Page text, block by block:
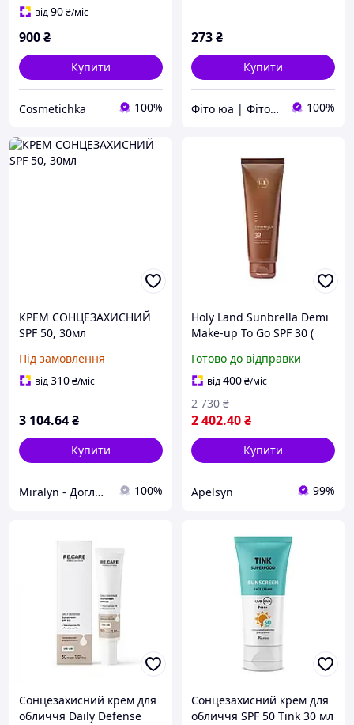
від90₴/міс
900₴
Купити
Cosmetichka 100%
273₴
Купити
Фіто юа | Фітоаптека 100%
КРЕМ СОНЦЕЗАХИСНИЙ
SPF 50, 30мл
Під замовлення
від310₴/міс
3 104.64₴
Купити
Miralyn - Догляд, якому довіряєш 100%
Holy Land Sunbrella Demi
Make-up To Go SPF 30 (
тоном ) 125мл
Готово до відправки
від400₴/міс
2 402.40₴
2 730 ₴
Купити
Apelsyn 99%
Сонцезахисний крем для
обличчя Daily Defense
Сонцезахисний крем для
обличчя SPF 50 Tink 30 мл